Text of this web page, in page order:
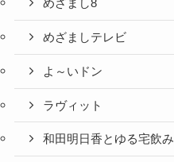
めざまし8
めざましテレビ
よ～いドン
ラヴィット
和田明日香とゆる宅飲み